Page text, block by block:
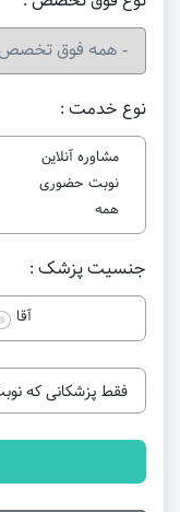
نوع خدمت :
مشاوره آنلاین
نوبت حضوری
همه
جنسیت پزشک :
آقا
فقط پزشکانی که